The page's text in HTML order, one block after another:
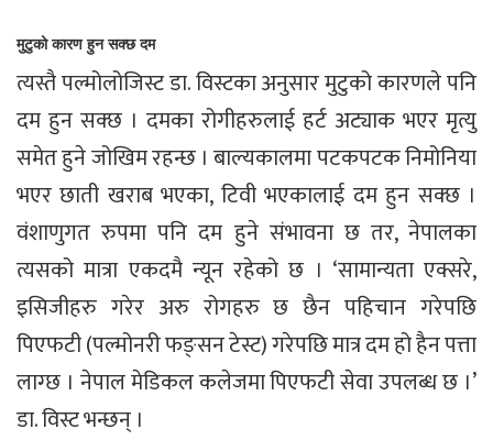
मुटुको कारण हुन सक्छ दम
त्यस्तै पल्मोलोजिस्ट डा. विस्टका अनुसार मुटुको कारणले पनि
दम हुन सक्छ । दमका रोगीहरुलाई हर्ट अट्याक भएर मृत्यु
समेत हुने जोखिम रहन्छ । बाल्यकालमा पटकपटक निमोनिया
भएर छाती खराब भएका, टिवी भएकालाई दम हुन सक्छ ।
वंशाणुगत रुपमा पनि दम हुने संभावना छ तर, नेपालका
त्यसको मात्रा एकदमै न्यून रहेको छ । ‘सामान्यता एक्सरे,
इसिजीहरु गरेर अरु रोगहरु छ छैन पहिचान गरेपछि
पिएफटी (पल्मोनरी फङ्सन टेस्ट) गरेपछि मात्र दम हो हैन पत्ता
लाग्छ । नेपाल मेडिकल कलेजमा पिएफटी सेवा उपलब्ध छ ।’
डा. विस्ट भन्छन् ।